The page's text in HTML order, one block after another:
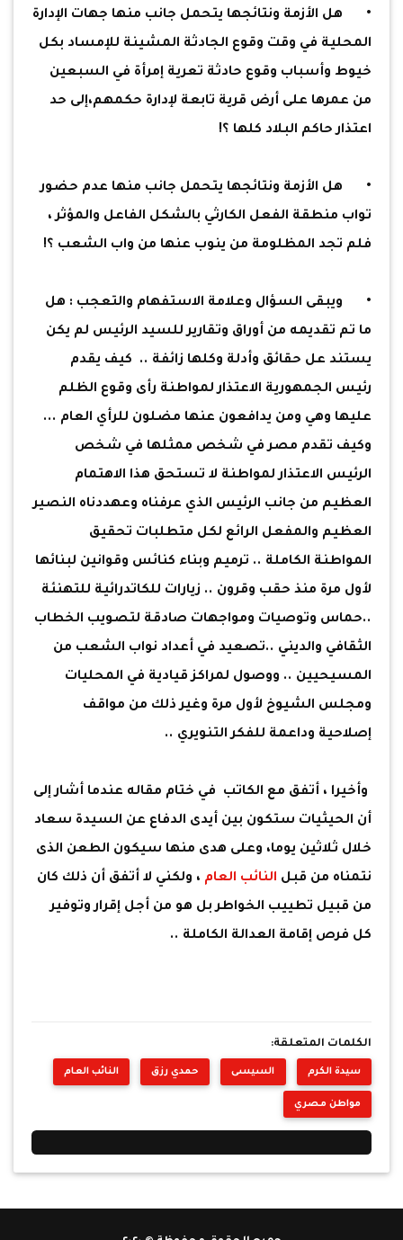
•
هل الأزمة ونتائجها يتحمل جانب منها جهات الإدارة
المحلية في وقت وقوع الجادثة المشينة للإمساد بكل
خيوط وأسباب وقوع حادثة تعرية إمرأة في السبعين
من عمرها على أرض قرية تابعة لإدارة حكمهم،إلى حد
اعتذار حاكم البلاد كلها ؟!
•
هل الأزمة ونتائجها يتحمل جانب منها عدم حضور
تواب منطقة الفعل الكارثي بالشكل الفاعل والمؤثر ،
فلم تجد المظلومة من ينوب عنها من واب الشعب ؟!
•
ويبقى السؤال وعلامة الاستفهام والتعجب : هل
ما تم تقديمه من أوراق وتقارير للسيد الرئيس لم يكن
يستند عل حقائق وأدلة وكلها زائفة .. كيف يقدم
رئيس الجمهورية الاعتذار لمواطنة رأى وقوع الظلم
عليها وهي ومن يدافعون عنها مضلون للرأي العام ...
وكيف تقدم مصر في شخص ممثلها في شخص
الرئيس الاعتذار لمواطنة لا تستحق هذا الاهتمام
العظيم من جانب الرئيس الذي عرفناه وعهددناه النصير
العظيم والمفعل الرائع لكل متطلبات تحقيق
المواطنة الكاملة .. ترميم وبناء كنائس وقوانين لبنائها
لأول مرة منذ حقب وقرون .. زيارات للكاتدرائية للتهنئة
..حماس وتوصيات ومواجهات صادقة لتصويب الخطاب
الثقافي والديني ..تصعيد في أعداد نواب الشعب من
المسيحيين .. ووصول لمراكز قيادية في المحليات
ومجلس الشيوخ لأول مرة وغير ذلك من مواقف
إصلاحية وداعمة للفكر التنويري ..
وأخيرا ، أتفق مع الكاتب في ختام مقاله عندما أشار إلى
أن الحيثيات ستكون بين أيدى الدفاع عن السيدة سعاد
خلال ثلاثين يوما، وعلى هدى منها سيكون الطعن الذى
نتمناه من قبل النائب العام ، ولكني لا أتفق أن ذلك كان
من قبيل تطييب الخواطر بل هو من أجل إقرار وتوفير
كل فرص إقامة العدالة الكاملة ..
الكلمات المتعلقة:
سيدة الكرم السيسى حمدي رزق النائب العام
مواطن مصري